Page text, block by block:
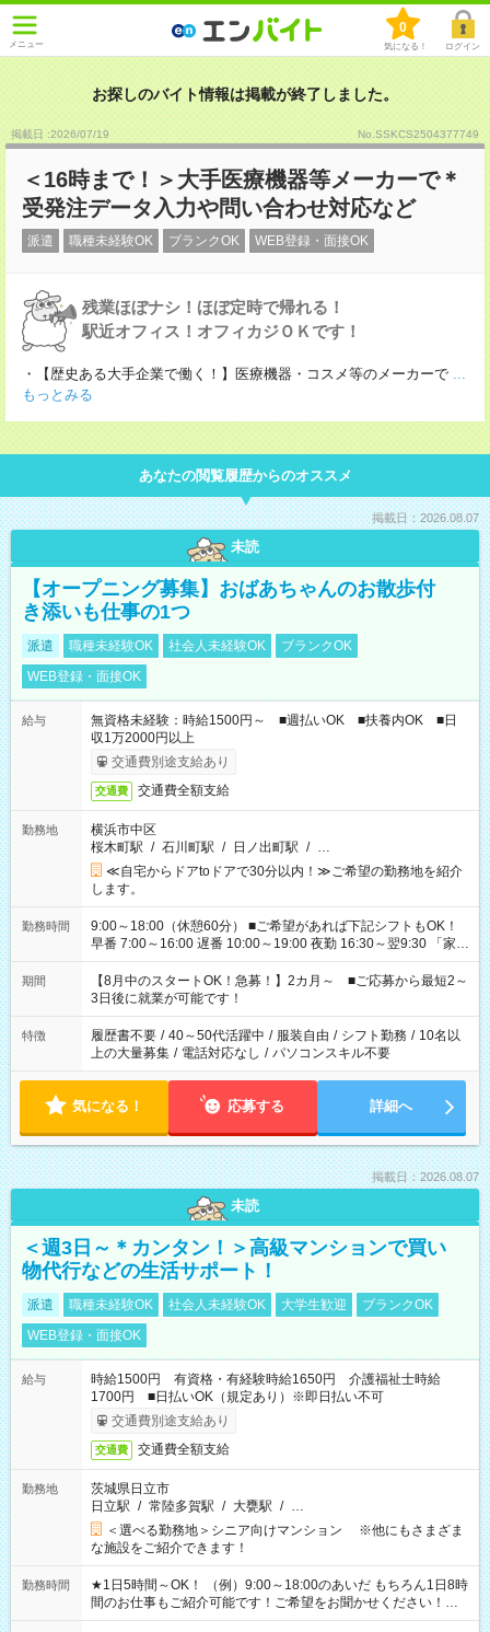
メニュー
0
気になる！ ログイン
お探しのバイト情報は掲載が終了しました。
掲載日 :2026/07/19 No.SSKCS2504377749
＜16時まで！＞大手医療機器等メーカーで＊
受発注データ入力や問い合わせ対応など
派遣 職種未経験OK ブランクOK WEB登録・面接OK
残業ほぼナシ！ほぼ定時で帰れる！
駅近オフィス！オフィカジＯＫです！
・【歴史ある大手企業で働く！】医療機器・コスメ等のメーカーで ...
もっとみる
あなたの閲覧履歴からのオススメ
掲載日：2026.08.07
未読
【オープニング募集】おばあちゃんのお散歩付
き添いも仕事の1つ
派遣 職種未経験OK 社会人未経験OK
ブランクOK
WEB登録・面接OK
給与
無資格未経験：時給1500円～ ■週払いOK ■扶養内OK ■日
収1万2000円以上
交通費別途支給あり
交通費 交通費全額支給
勤務地
横浜市中区
桜木町駅 / 石川町駅 / 日ノ出町駅 / …
≪自宅からドアtoドアで30分以内！≫ご希望の勤務地を紹介
します。
勤務時間
9:00～18:00（休憩60分） ■ご希望があれば下記シフトもOK！
早番 7:00～16:00 遅番 10:00～19:00 夜勤 16:30～翌9:30 「家族
と休みを合わせたい」 「余裕を持って夕飯の準備がしたい」
「できれば残業はしたくない」 など、ご希望を教えてください
ね。 ※Wワーク希望の方へ 今ご覧のお仕事で希望する勤務時間
と、もう1つのお仕事の勤務時間。 合計で週40時間を超える場
合は応募できません。
期間
【8月中のスタートOK！急募！】2カ月～ ■ご応募から最短2～
3日後に就業が可能です！
特徴 履歴書不要 / 40～50代活躍中 / 服装自由 / シフト勤務 / 10名以
上の大量募集 / 電話対応なし / パソコンスキル不要
気になる！ 応募する 詳細へ
掲載日：2026.08.07
未読
＜週3日～＊カンタン！＞高級マンションで買い
物代行などの生活サポート！
派遣 職種未経験OK 社会人未経験OK 大学生歓迎
ブランクOK
WEB登録・面接OK
給与
時給1500円 有資格・有経験時給1650円 介護福祉士時給
1700円 ■日払いOK（規定あり）※即日払い不可
交通費別途支給あり
交通費 交通費全額支給
勤務地
茨城県日立市
日立駅 / 常陸多賀駅 / 大甕駅 / …
＜選べる勤務地＞シニア向けマンション ※他にもさまざま
な施設をご紹介できます！
勤務時間
★1日5時間～OK！ （例）9:00～18:00のあいだ もちろん1日8時
間のお仕事もご紹介可能です！ご希望をお聞かせください！★
家庭の都合でお休みが必要な場合も遠慮なくご相談ください。